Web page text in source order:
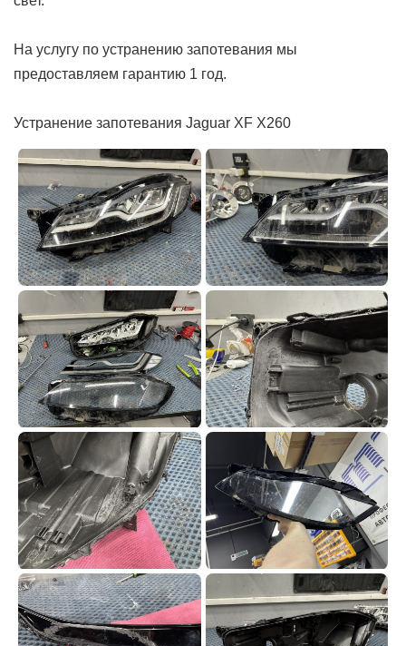
На услугу по устранению запотевания мы
предоставляем гарантию 1 год.
Устранение запотевания Jaguar XF X260